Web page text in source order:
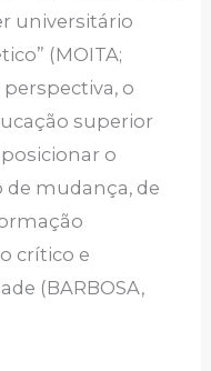
universitário
(MOITA;
perspectiva, o
superior
o
mudança, de
crítico e
(BARBOSA,